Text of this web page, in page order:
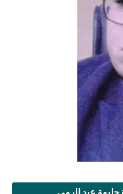
حليمة عبد الرمى